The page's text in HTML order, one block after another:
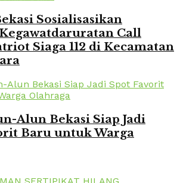
Sosialisasikan
Call
Siaga 112 di Kecamatan
Alun Bekasi Siap Jadi
Baru untuk Warga